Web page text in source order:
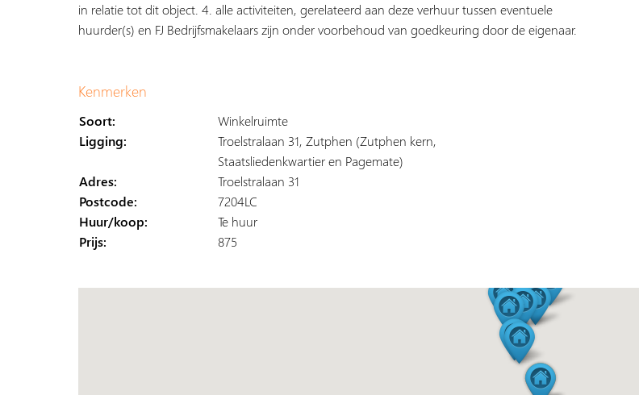
in relatie tot dit object. 4. alle activiteiten, gerelateerd aan deze verhuur tussen eventuele
huurder(s) en FJ Bedrijfsmakelaars zijn onder voorbehoud van goedkeuring door de eigenaar.
Kenmerken
Soort:
Winkelruimte
Ligging:
Troelstralaan 31, Zutphen (Zutphen kern,
Staatsliedenkwartier en Pagemate)
Adres:
Troelstralaan 31
Postcode:
7204LC
Huur/koop:
Te huur
Prijs:
875